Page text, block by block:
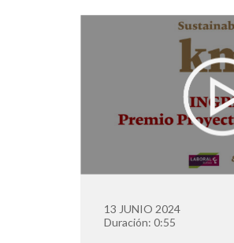
13 JUNIO 2024
Duración: 0:55